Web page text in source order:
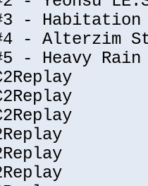
- Habitation
- Alterzim
- Heavy Rain